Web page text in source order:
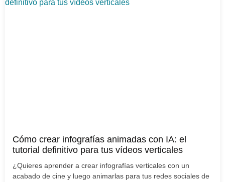
Cómo crear infografías animadas con IA: el
tutorial definitivo para tus vídeos verticales
¿Quieres aprender a crear infografías verticales con un
acabado de cine y luego animarlas para tus redes sociales de